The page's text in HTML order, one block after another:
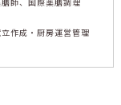
作成・厨房運営管理